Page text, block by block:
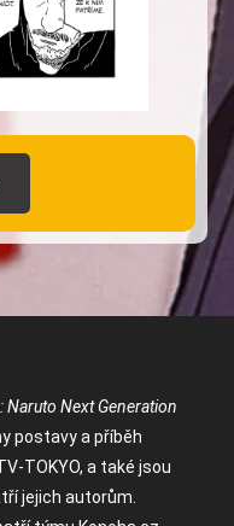
Naruto Next Generation
postavy a příběh
TOKYO, a také jsou
jejich autorům.